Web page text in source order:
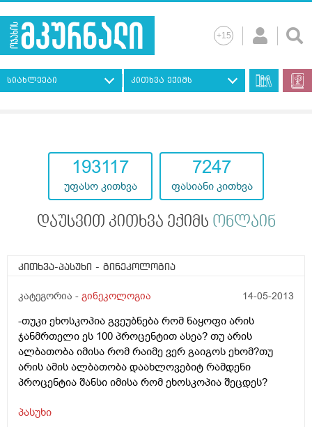
სიახლეები კითხვა ექიმს
193117
უფასო კითხვა
7247
ფასიანი კითხვა
დაუსვით კითხვა ექიმს ონლაინ
კითხვა-პასუხი - გინეკოლოგია
კატეგორია - გინეკოლოგია 14-05-2013
-თუკი ეხოსკოპია გვეუბნება რომ ნაყოფი არის
ჯანმრთელი ეს 100 პროცენტით ასეა? თუ არის
ალბათობა იმისა რომ რაიმე ვერ გაიგოს ეხომ?თუ
არის ამის ალბათობა დაახლოვებიტ რამდენი
პროცენტია შანსი იმისა რომ ეხოსკოპია შეცდეს?
პასუხი